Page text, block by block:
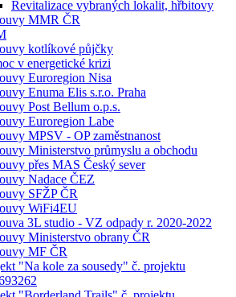
Revitalizace vybraných lokalit, hřbitovy
MMR ČR
kotlíkové půjčky
v energetické krizi
Euroregion Nisa
Enuma Elis s.r.o. Praha
Post Bellum o.p.s.
Euroregion Labe
MPSV - OP zaměstnanost
Ministerstvo průmyslu a obchodu
přes MAS Český sever
Nadace ČEZ
SFŽP ČR
WiFi4EU
3L studio - VZ odpady r. 2020-2022
Ministerstvo obrany ČR
MF ČR
"Na kole za sousedy" č. projektu